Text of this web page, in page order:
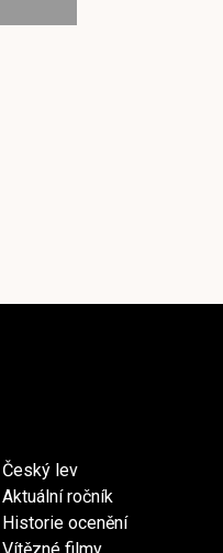
Český lev
Aktuální ročník
Historie ocenění